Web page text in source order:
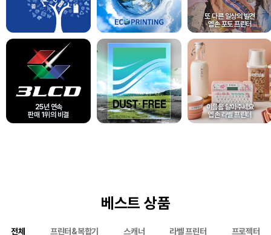
25년 연속
판매 1위의 비결
또 다른 일상의 발견
엡손 포토 프린터
이름을 달아주세요
엡손 라벨 프린터
베스트 상품
전체 프린터&복합기 스캐너 라벨 프린터 프로젝터